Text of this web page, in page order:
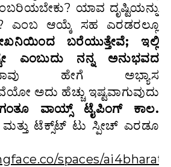
ಯಾವ ದೃಷ್ಟಿಯನ್ನು
ಎಂಬ ಆಯ್ಕೆ ಸಹ ಎರಡರಲ್ಲೂ
ಬರೆಯುತ್ತೇವೆ; ಇಲ್ಲಿ
ಎಂಬುದು ನನ್ನ ಅನುಭವದ
ಹೇಗೆ ಅಭ್ಯಾಸ
ಅದು ಹೆಚ್ಚು ಇಷ್ಟವಾಗುವುದು
ವಾಯ್ಸ್ ಟೈಪಿಂಗ್ ಕಾಲ.
ಟೆಕ್ಸ್‌ಟ್‌ ಟು ಸ್ಪೀಚ್‌ ಎರಡೂ
spaces/ai4bharat/